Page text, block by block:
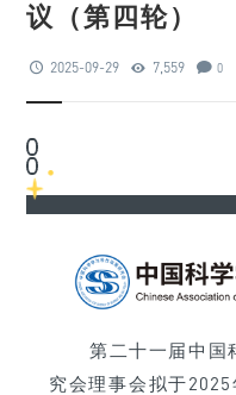
议（第四轮）
2025-09-29 7,559 0
第二十一届中国
究会理事会拟于